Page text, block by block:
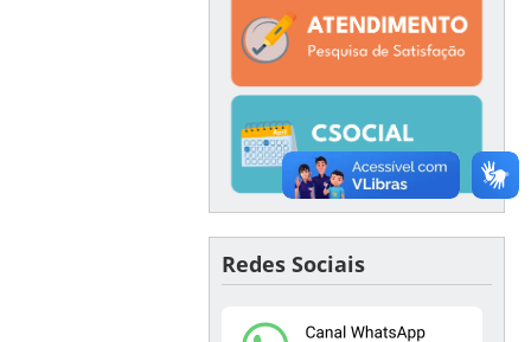
Redes Sociais